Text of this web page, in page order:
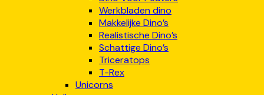
Werkbladen dino
Makkelijke Dino’s
Realistische Dino’s
Schattige Dino’s
Triceratops
T-Rex
Unicorns